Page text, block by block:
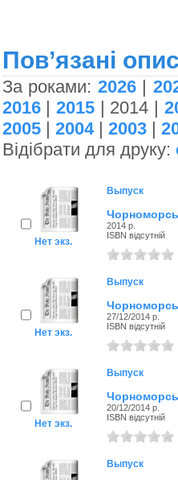
Пов’язані
За роками: 2026|
2016| 2015| 2014 |
2005| 2004| 2003|
Відібрати для друку:
Нет экз.
Выпуск
2014 р.
ISBN відсутній
Нет экз.
Выпуск
27/12/2014 р.
ISBN відсутній
Нет экз.
Выпуск
20/12/2014 р.
ISBN відсутній
Выпуск